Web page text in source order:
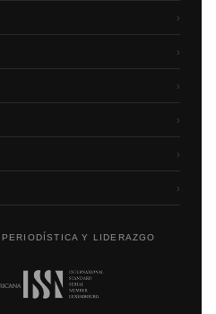
›
›
›
›
›
›
Y LIDERAZGO